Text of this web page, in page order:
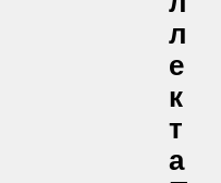
Л
Е
К
Т
А